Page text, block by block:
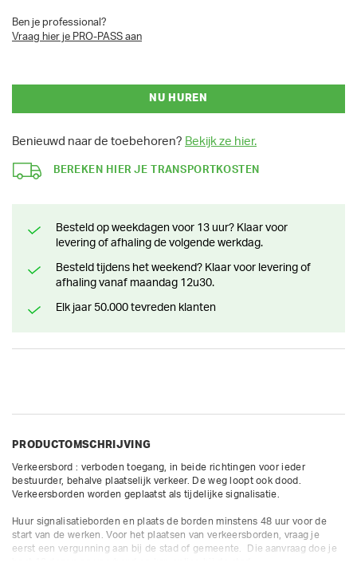
Ben je professional?
Vraag hier je PRO-PASS aan
NU HUREN
Benieuwd naar de toebehoren? Bekijk ze hier.
BEREKEN HIER JE TRANSPORTKOSTEN
Besteld op weekdagen voor 13 uur? Klaar voor
levering of afhaling de volgende werkdag.
Besteld tijdens het weekend? Klaar voor levering of
afhaling vanaf maandag 12u30.
Elk jaar 50.000 tevreden klanten
PRODUCTOMSCHRIJVING
Verkeersbord : verboden toegang, in beide richtingen voor ieder
bestuurder, behalve plaatselijk verkeer. De weg loopt ook dood.
Verkeersborden worden geplaatst als tijdelijke signalisatie.
Huur signalisatieborden en plaats de borden minstens 48 uur voor de
start van de werken. Voor het plaatsen van verkeersborden, vraag je
eerst een vergunning aan bij de stad of gemeente.  Die aanvraag doe je